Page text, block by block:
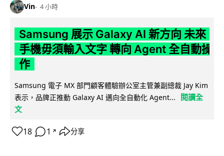
Vin 4 小時
Samsung 展示 Galaxy AI 新方向 未來
手機毋須輸入文字 轉向 Agent 全自動操
作
Samsung 電子 MX 部門顧客體驗辦公室主管兼副總裁 Jay Kim
表示，品牌正推動 Galaxy AI 邁向全自動化 Agent...
閱讀全
文
18 1 ↗ 分享